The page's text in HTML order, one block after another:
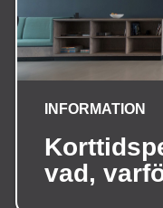
INFORMATION
vad,